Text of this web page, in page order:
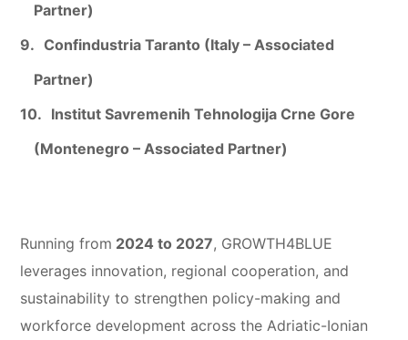
Partner)
Confindustria Taranto (Italy – Associated
Partner)
Institut Savremenih Tehnologija Crne Gore
(Montenegro – Associated Partner)
Running from 2024 to 2027, GROWTH4BLUE
leverages innovation, regional cooperation, and
sustainability to strengthen policy-making and
workforce development across the Adriatic-Ionian